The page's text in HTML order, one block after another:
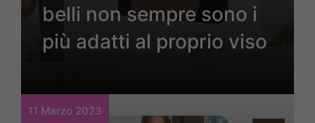
belli non sempre sono i
più adatti al proprio viso
11 Marzo 2023